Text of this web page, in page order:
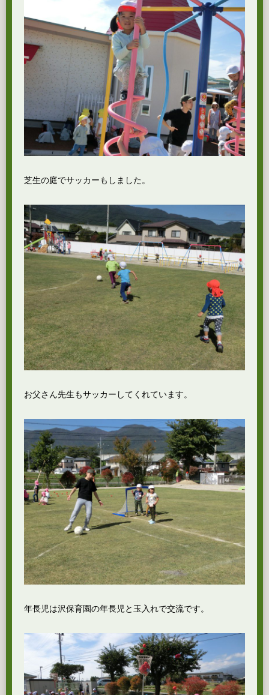
芝生の庭でサッカーもしました。
お父さん先生もサッカーしてくれています。
年長児は沢保育園の年長児と玉入れで交流です。